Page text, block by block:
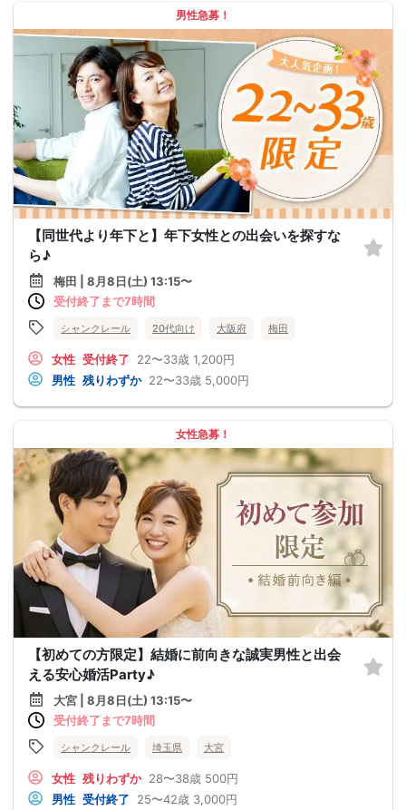
男性急募！
【同世代より年下と】年下女性との出会いを探すな
ら♪
梅田 | 8月8日(土) 13:15〜
受付終了まで7時間
シャンクレール 20代向け 大阪府 梅田
女性 受付終了 22〜33歳 1,200円
男性 残りわずか 22〜33歳 5,000円
女性急募！
【初めての方限定】結婚に前向きな誠実男性と出会
える安心婚活Party♪
大宮 | 8月8日(土) 13:15〜
受付終了まで7時間
シャンクレール 埼玉県 大宮
女性 残りわずか 28〜38歳 500円
男性 受付終了 25〜42歳 3,000円